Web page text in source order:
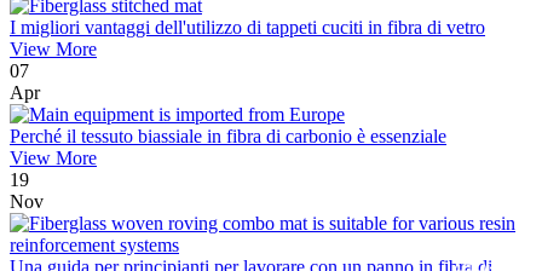
I migliori vantaggi dell'utilizzo di tappeti cuciti in fibra di vetro
View More
07
Apr
Perché il tessuto biassiale in fibra di carbonio è essenziale
View More
19
Nov
Una guida per principianti per lavorare con un panno in fibra di